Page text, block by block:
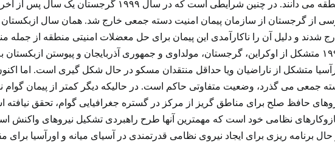
منطقه می دانند. در چنین شرایطی است که در
از گرجستان از سازمان پیمان امنیت دسته جمعی خارج شد. همان سال ازبکستان
شدند و دلیل آن را ناکارآمدی این پیمان برای حل معضلات امنیتی منطقه از جمله
۱۹۹۹ متشکل از اوکراین، گرجستان، مولداوی و جمهوری آذربایجان و پیوستن
متشکل از ناراضیان ویا حداقل منتقدان مسکو در حال شکل گیری است. اما
جمعی می گذرد، وضعیت متفاوتی حاکم است. در حالیکه دیگر کمتر از پیمان
حافظ صلح برای مناطق گریز از مرکز در گستره جغرافیایی گوام، تحقق
نظامی خود است که مهمترین آنها طرح راهبردی تشکیل نیروهای واکنش
حال برنامه ریزی برای ایجاد نیروی نظامی قدرتمندی در آسیای میانه و اورآسیا